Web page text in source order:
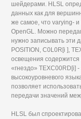
шейдерами. HLSL
данных как для
же самое, что varying-
OpenGL. Можно
нужно записывать эти
POSITION, C0L0R[i ],
освещения содержится
«гнездо» TEXC00RD[i]
высокоуровневого
позволяет
передачи значений
HLSL был